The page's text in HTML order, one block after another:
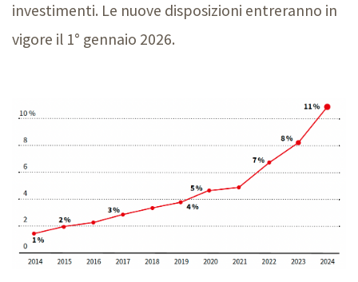
investimenti. Le nuove disposizioni entreranno in
vigore il 1° gennaio 2026.